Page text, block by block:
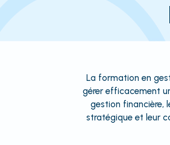
La formation en
gérer efficacement
gestion financière,
stratégique et leur